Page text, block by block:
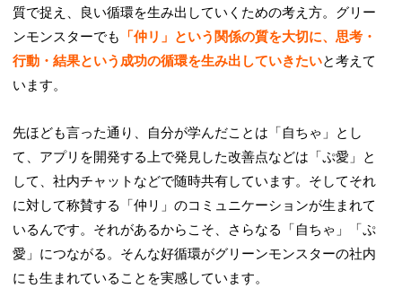
質で捉え、良い循環を生み出していくための考え方。グリー
ンモンスターでも
「仲リ」という関係の質を大切に、思考・
行動・結果という成功の循環を生み出していきたいと考えて
います。
先ほども言った通り、自分が学んだことは「自ちゃ」とし
て、アプリを開発する上で発見した改善点などは「ぷ愛」と
して、社内チャットなどで随時共有しています。そしてそれ
に対して称賛する「仲リ」のコミュニケーションが生まれて
いるんです。それがあるからこそ、さらなる「自ちゃ」「ぷ
愛」につながる。そんな好循環がグリーンモンスターの社内
にも生まれていることを実感しています。